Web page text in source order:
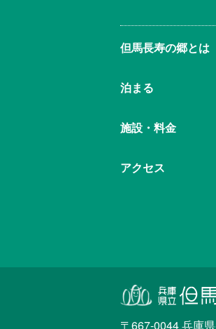
但馬⾧寿の郷とは
泊まる
施設・料金
アクセス
〒667-0044 兵庫